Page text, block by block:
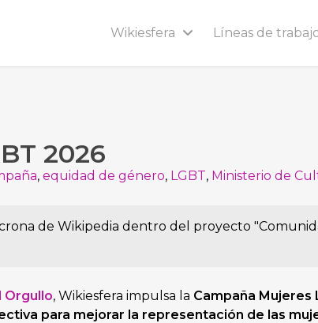
Wikiesfera Líneas de
2026
, equidad de género, LGBT, Ministerio de
de Wikipedia dentro del proyecto
Orgullo, Wikiesfera impulsa la Campaña Mujeres
para mejorar la representación de las